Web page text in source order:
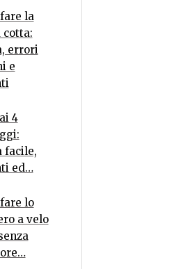
la
cotta:
errori
e
4
facile,
ed…
lo
a velo